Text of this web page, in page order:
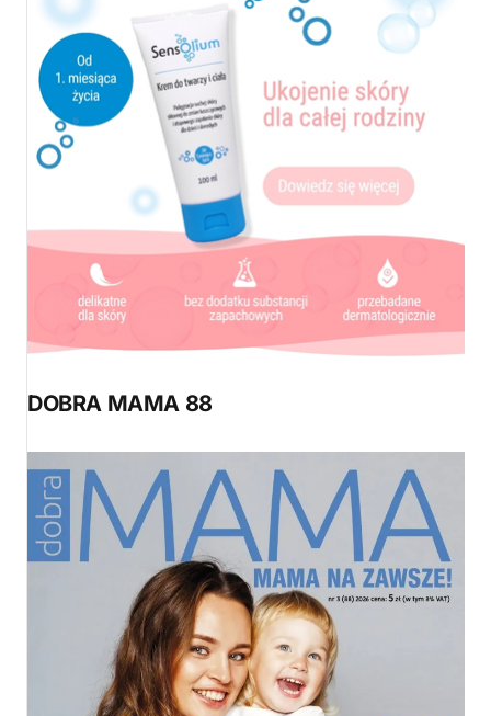
DOBRA MAMA 88